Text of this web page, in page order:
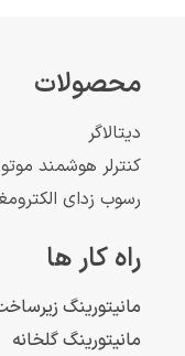
محصولات
دیتالاگر
کنترلر هوشمند
رسوب زدای
راه کار ها
مانیتورینگ
مانیتورینگ گلخانه